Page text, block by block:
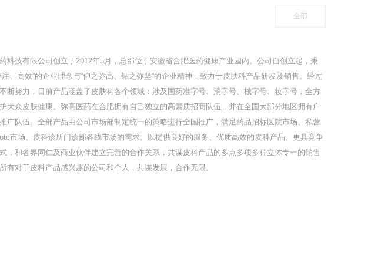
全部
科技有限公司创立于2012年5月，总部位于安徽省合肥医药健康产业园内。公司自创立起，秉
注、高效”的企业理念与“仰之弥高、钻之弥坚”的企业精神，致力于皮肤科产品研发及销售。经过
断努力，目前产品涵盖了皮肤科各个领域：涉及国药准字号、消字号、械字号、妆字号，全方
大众皮肤健康。弥高医药在合肥拥有自己独立的高素质招商队伍，并在全国大部分地区拥有广
广队伍。全部产品由公司市场部制定统一的策略进行全国推广，满足药品招标医院市场、私营
市场、皮科诊所门诊部各线市场的需求。以提供良好的服务、优质高效的皮科产品、更具竞争
，和各界同仁及商业伙伴建立完善的合作关系，共谋皮科产品的多点多项多种立体专一的销售
有对于皮科产品感兴趣的公司和个人，共谋发展，合作无限。